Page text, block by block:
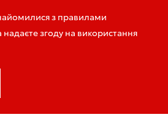
з правилами
надаєте згоду на використання